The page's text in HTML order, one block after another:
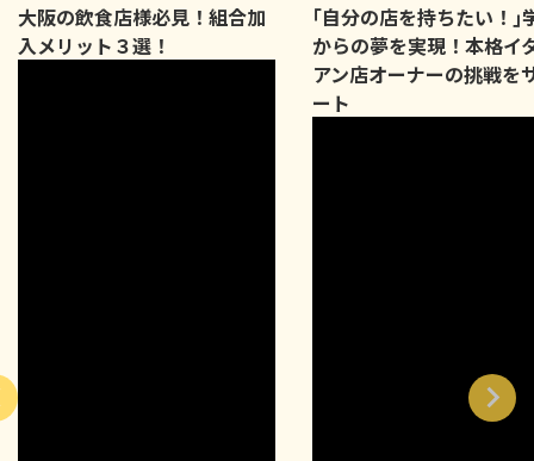
大阪の飲食店様必見！組合加
入メリット３選！
｢自分の店を持ちたい！｣
からの夢を実現！本格イ
アン店オーナーの挑戦を
ート